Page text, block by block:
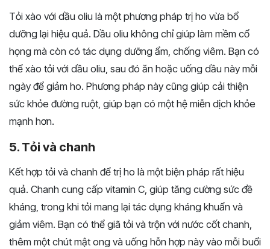
Tỏi xào với dầu oliu là một phương pháp trị ho vừa bổ
dưỡng lại hiệu quả. Dầu oliu không chỉ giúp làm mềm cổ
họng mà còn có tác dụng dưỡng ẩm, chống viêm. Bạn có
thể xào tỏi với dầu oliu, sau đó ăn hoặc uống dầu này mỗi
ngày để giảm ho. Phương pháp này cũng giúp cải thiện
sức khỏe đường ruột, giúp bạn có một hệ miễn dịch khỏe
mạnh hơn.
5. Tỏi và chanh
Kết hợp tỏi và chanh để trị ho là một biện pháp rất hiệu
quả. Chanh cung cấp vitamin C, giúp tăng cường sức đề
kháng, trong khi tỏi mang lại tác dụng kháng khuẩn và
giảm viêm. Bạn có thể giã tỏi và trộn với nước cốt chanh,
thêm một chút mật ong và uống hỗn hợp này vào mỗi buổi